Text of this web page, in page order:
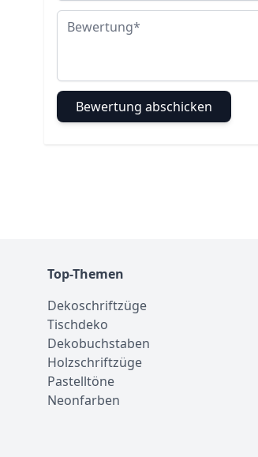
Bewertung
Bewertung abschicken
Top-Themen
Dekoschriftzüge
Tischdeko
Dekobuchstaben
Holzschriftzüge
Pastelltöne
Neonfarben